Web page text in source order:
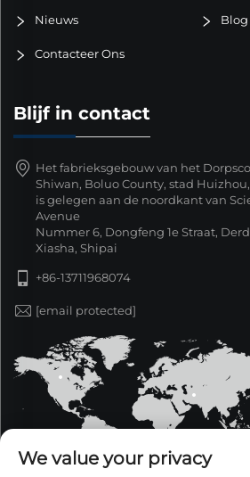
Nieuws Blog
Contacteer Ons
Blijf in contact
Het fabrieksgebouw van het
Shiwan, Boluo County, stad
is gelegen aan de noordkant van
Avenue
Nummer 6, Dongfeng 1e Straat,
Xiasha, Shipai
+86-13711968074
[email protected]
We value your privacy